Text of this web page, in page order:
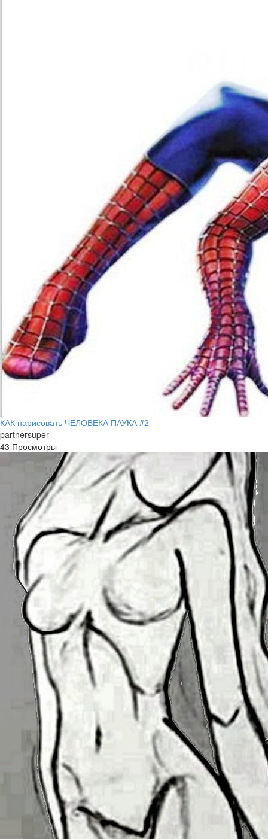
КАК нарисовать ЧЕЛОВЕКА ПАУКА #2
partnersuper
43 Просмотры